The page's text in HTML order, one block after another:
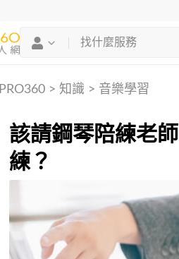
PRO360> 知識 > 音樂學習
該請鋼琴陪練老
練？